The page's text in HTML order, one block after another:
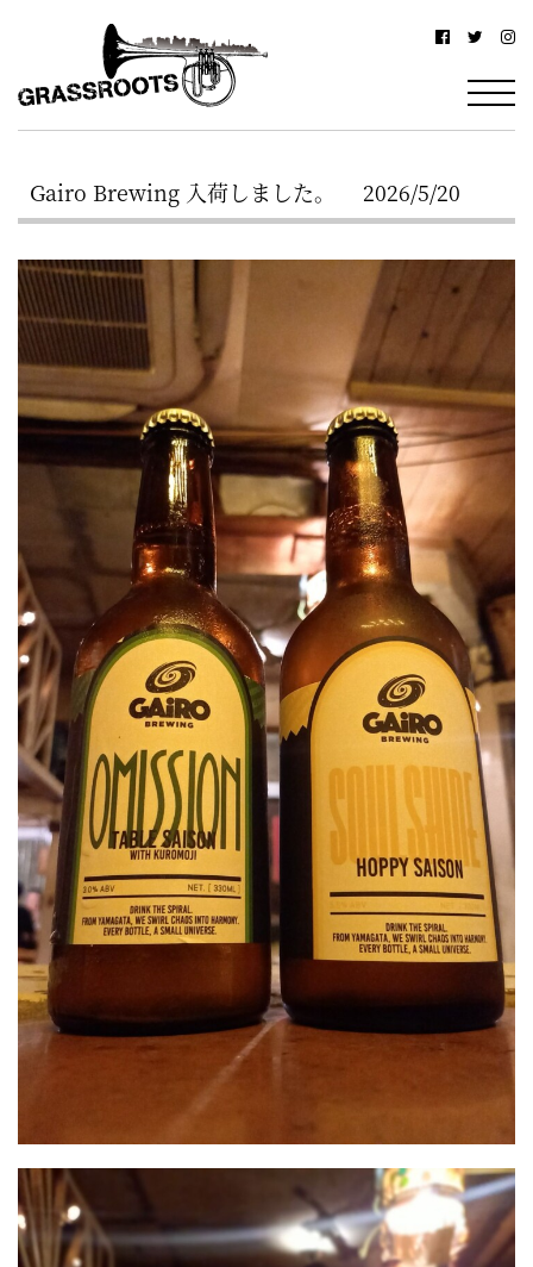
浜
グ
ス
ル
ー
ツ
–
YOKOHAMA
Grassroots
–
駅
北
西
口
か
ら
徒
歩
約
3
分・
屋
町
に
あ
る
ダ
イ
ニ
ン
グ
バ
ー
Gairo Brewing 入荷しました。 2026/5/20